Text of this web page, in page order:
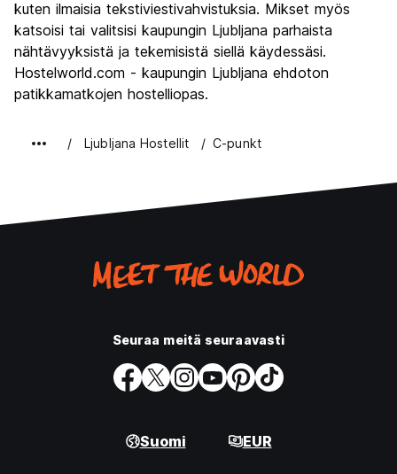
kuten ilmaisia tekstiviestivahvistuksia. Mikset myös
katsoisi tai valitsisi kaupungin Ljubljana parhaista
nähtävyyksistä ja tekemisistä siellä käydessäsi.
Hostelworld.com - kaupungin Ljubljana ehdoton
patikkamatkojen hostelliopas.
Ljubljana Hostellit C-punkt
Seuraa meitä seuraavasti
Suomi EUR